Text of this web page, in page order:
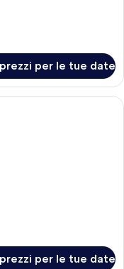
per le tue date
d'albergo con due letti
per le tue date